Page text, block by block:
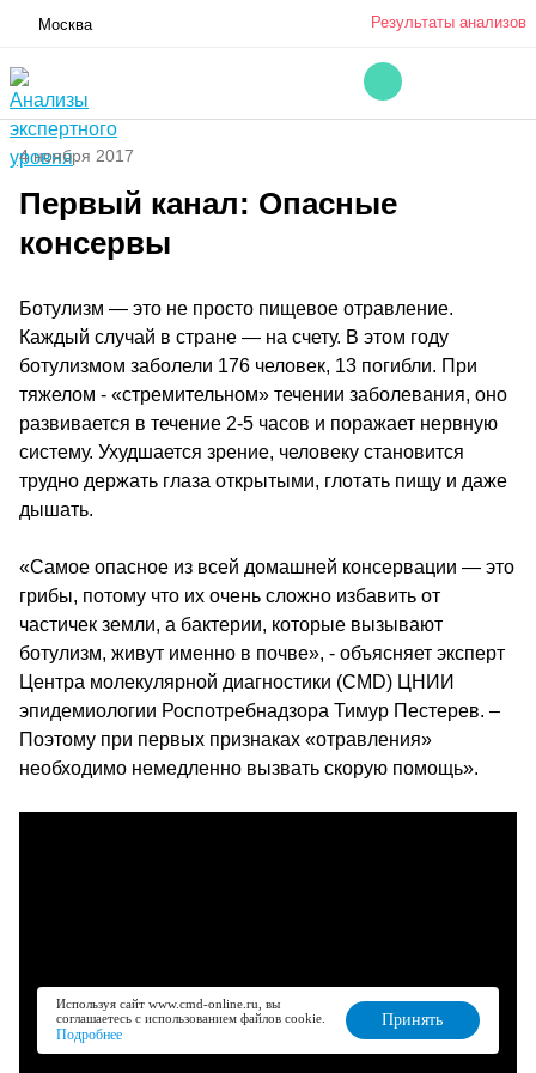
Москва Результаты анализов
4 ноября 2017
Первый канал: Опасные
консервы
Ботулизм — это не просто пищевое отравление.
Каждый случай в стране — на счету. В этом году
ботулизмом заболели 176 человек, 13 погибли. При
тяжелом - «стремительном» течении заболевания, оно
развивается в течение 2-5 часов и поражает нервную
систему. Ухудшается зрение, человеку становится
трудно держать глаза открытыми, глотать пищу и даже
дышать.
«Самое опасное из всей домашней консервации — это
грибы, потому что их очень сложно избавить от
частичек земли, а бактерии, которые вызывают
ботулизм, живут именно в почве», - объясняет эксперт
Центра молекулярной диагностики (CMD) ЦНИИ
эпидемиологии Роспотребнадзора Тимур Пестерев. –
Поэтому при первых признаках «отравления»
необходимо немедленно вызвать скорую помощь».
Используя сайт www.cmd-online.ru, вы
соглашаетесь с использованием файлов cookie.
Подробнее
Принять